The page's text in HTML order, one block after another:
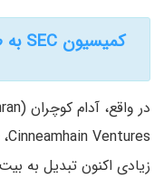
کمیسیون SEC به طور رسمی از ریپل شکایت کرد!
زیادی اکنون تبدیل به